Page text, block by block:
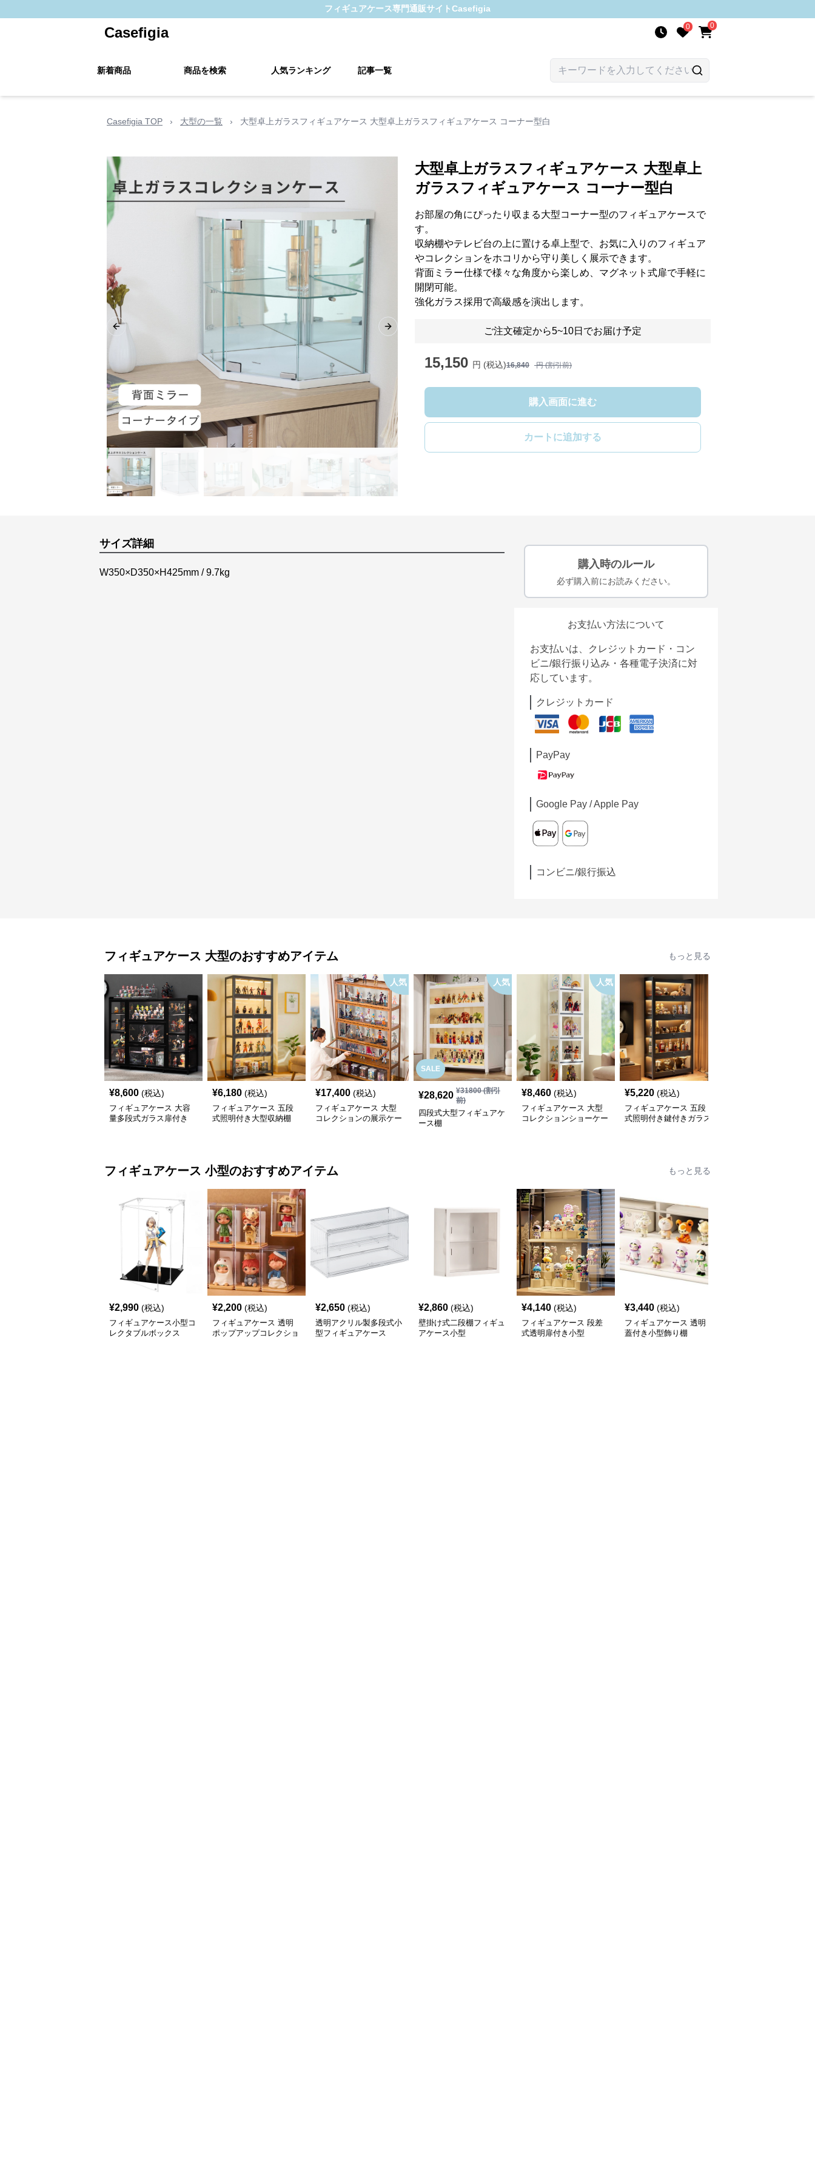
フィギュアケース専門通販サイトCasefigia
Casefigia 0 0
新着商品 商品を検索 人気ランキング 記事一覧
Casefigia TOP › 大型の一覧 › 大型卓上ガラスフィギュアケース 大型卓上ガラスフィギュアケース コーナー型白
Previous slide Next slide
大型卓上ガラスフィギュアケース 大型卓上
ガラスフィギュアケース コーナー型白
お部屋の角にぴったり収まる大型コーナー型のフィギュアケースで
す。
収納棚やテレビ台の上に置ける卓上型で、お気に入りのフィギュア
やコレクションをホコリから守り美しく展示できます。
背面ミラー仕様で様々な角度から楽しめ、マグネット式扉で手軽に
開閉可能。
強化ガラス採用で高級感を演出します。
ご注文確定から5~10日でお届け予定
15,150 円 (税込)16,840 円 (割引前)
購入画面に進む
カートに追加する
サイズ詳細
W350×D350×H425mm / 9.7kg
購入時のルール
必ず購入前にお読みください。
お支払い方法について
お支払いは、クレジットカード・コン
ビニ/銀行振り込み・各種電子決済に対
応しています。
クレジットカード
PayPay
Google Pay / Apple Pay
コンビニ/銀行振込
フィギュアケース 大型のおすすめアイテム もっと見る
¥8,600 (税込)
フィギュアケース 大容
量多段式ガラス扉付き
¥6,180 (税込)
フィギュアケース 五段
式照明付き大型収納棚
人気
¥17,400 (税込)
フィギュアケース 大型
コレクションの展示ケー
SALE
人気
¥28,620 ¥31800(割引
前)
四段式大型フィギュアケ
ース棚
人気
¥8,460 (税込)
フィギュアケース 大型
コレクションショーケー
¥5,220 (税込)
フィギュアケース 五段
式照明付き鍵付きガラス
フィギュアケース 小型のおすすめアイテム もっと見る
¥2,990 (税込)
フィギュアケース小型コ
レクタブルボックス
¥2,200 (税込)
フィギュアケース 透明
ポップアップコレクショ
¥2,650 (税込)
透明アクリル製多段式小
型フィギュアケース
¥2,860 (税込)
壁掛け式二段棚フィギュ
アケース小型
¥4,140 (税込)
フィギュアケース 段差
式透明扉付き小型
¥3,440 (税込)
フィギュアケース 透明
蓋付き小型飾り棚